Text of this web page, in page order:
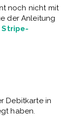
noch nicht mit
der Anleitung
Stripe-
Debitkarte in
haben.